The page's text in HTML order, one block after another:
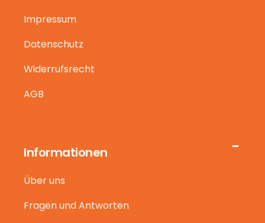
Impressum
Datenschutz
Widerrufsrecht
AGB
Informationen
Über uns
Fragen und Antworten